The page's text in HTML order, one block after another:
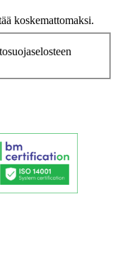
koskemattomaksi.